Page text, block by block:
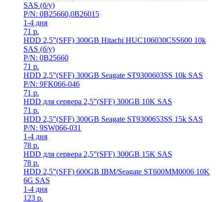
SAS (б/у)
P/N: 0B25660,0B26015
1-4 дня
71 р.
HDD 2,5”(SFF) 300GB Hitachi HUC106030CSS600 10k
SAS (б/у)
P/N: 0B25660
71 р.
HDD 2,5”(SFF) 300GB Seagate ST9300603SS 10k SAS
P/N: 9FK066-046
71 р.
HDD для сервера 2,5”(SFF) 300GB 10K SAS
71 р.
HDD 2,5”(SFF) 300GB Seagate ST9300653SS 15k SAS
P/N: 9SW066-031
1-4 дня
78 р.
HDD для сервера 2,5”(SFF) 300GB 15K SAS
78 р.
HDD 2,5”(SFF) 600GB IBM/Seagate ST600MM0006 10K
6G SAS
1-4 дня
123 р.